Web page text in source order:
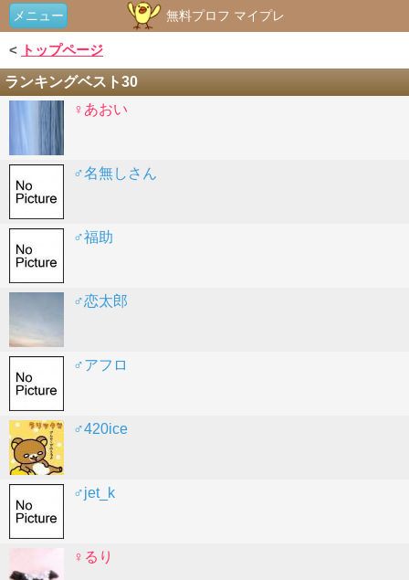
メニュー 無料プロフ マイプレ
< トップページ
ランキングベスト30
♀あおい
♂名無しさん
♂福助
♂恋太郎
♂アフロ
♂420ice
♂jet_k
♀るり